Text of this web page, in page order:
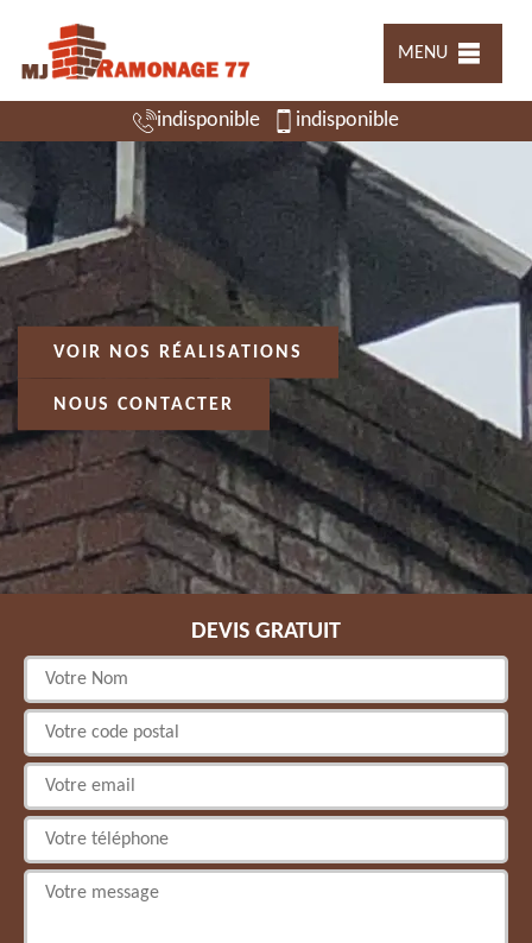
MENU
indisponible indisponible
VOIR NOS RÉALISATIONS
NOUS CONTACTER
DEVIS GRATUIT